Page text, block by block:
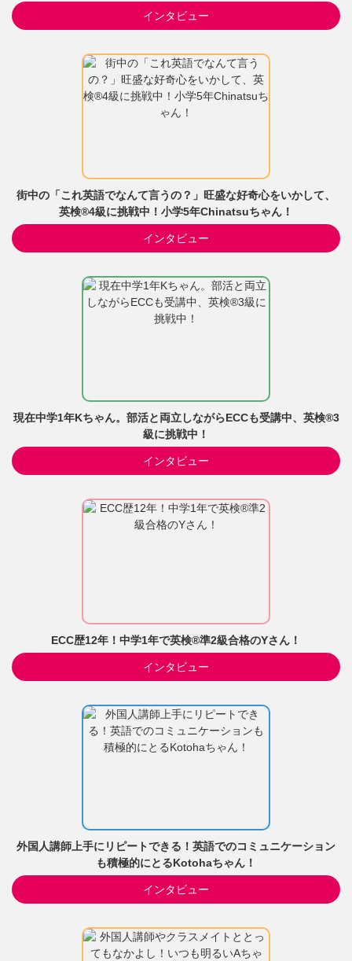
インタビュー
街中の「これ英語でなんて言うの？」旺盛な好奇心をいかして、
英検®4級に挑戦中！小学5年Chinatsuちゃん！
インタビュー
現在中学1年Kちゃん。部活と両立しながらECCも受講中、英検®3
級に挑戦中！
インタビュー
ECC歴12年！中学1年で英検®準2級合格のYさん！
インタビュー
外国人講師上手にリピートできる！英語でのコミュニケーション
も積極的にとるKotohaちゃん！
インタビュー